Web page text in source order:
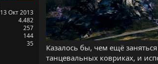
13 Окт 2013
4.482
257
144
35 Казалось бы, чем ещё
танцевальных ковриках, и